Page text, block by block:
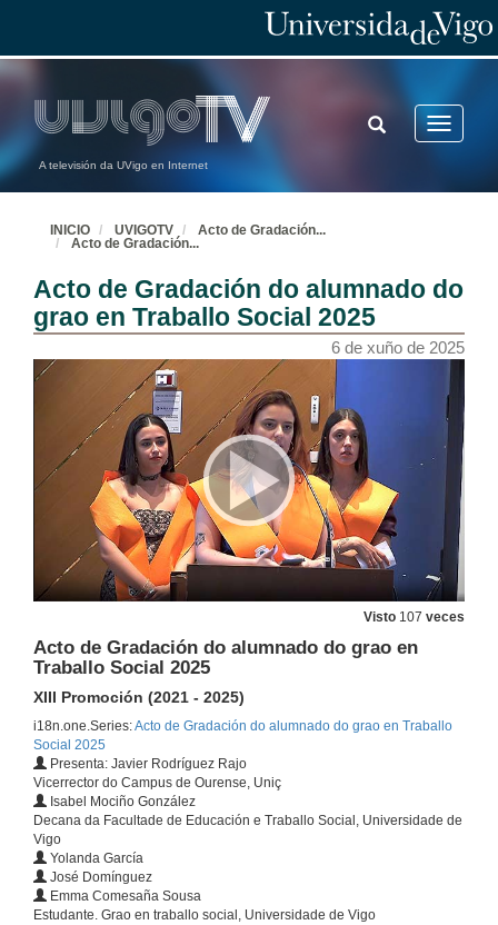
A televisión da UVigo en Internet
Toggle
TOGGLE
SEARCH
INICIO UVIGOTV Acto de Gradación...
Acto de Gradación...
Acto de Gradación do alumnado do
grao en Traballo Social 2025
6 de xuño de 2025
Visto 107 veces
Acto de Gradación do alumnado do grao en
Traballo Social 2025
XIII Promoción (2021 - 2025)
i18n.one.Series:Acto de Gradación do alumnado do grao en Traballo
Social 2025
Presenta: Javier Rodríguez Rajo
Vicerrector do Campus de Ourense, Uniç
Isabel Mociño González
Decana da Facultade de Educación e Traballo Social, Universidade de
Vigo
Yolanda García
José Domínguez
Emma Comesaña Sousa
Estudante. Grao en traballo social, Universidade de Vigo